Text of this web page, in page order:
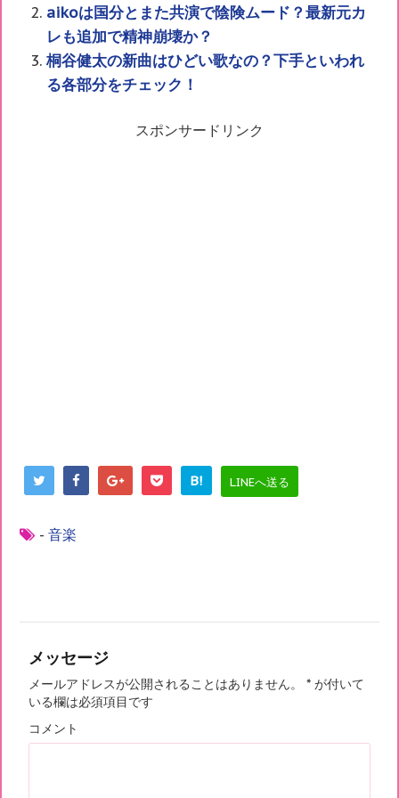
aikoは国分とまた共演で陰険ムード？最新元カ
レも追加で精神崩壊か？
桐谷健太の新曲はひどい歌なの？下手といわれ
る各部分をチェック！
スポンサードリンク
B! LINEへ送る
- 音楽
メッセージ
メールアドレスが公開されることはありません。 * が付いて
いる欄は必須項目です
コメント